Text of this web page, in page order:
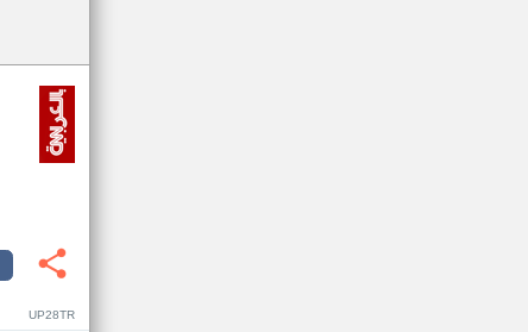
UP28TR